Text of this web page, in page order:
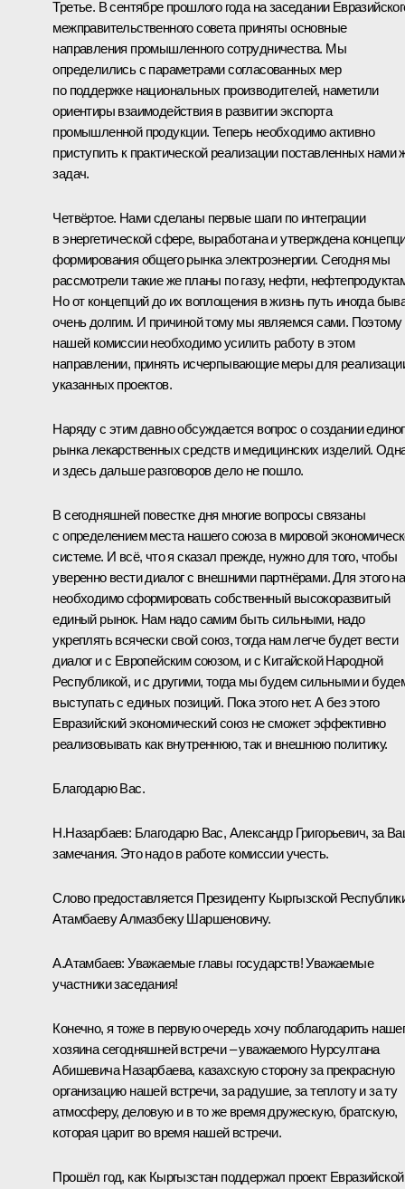
Третье. В сентябре прошлого года на заседании
межправительственного совета приняты основные
направления промышленного сотрудничества. Мы
определились с параметрами согласованных мер
по поддержке национальных производителей, наметили
ориентиры взаимодействия в развитии экспорта
промышленной продукции. Теперь необходимо активно
приступить к практической реализации поставленных нами
задач.
Четвёртое. Нами сделаны первые шаги по интеграции
в энергетической сфере, выработана и утверждена
формирования общего рынка электроэнергии. Сегодня мы
рассмотрели такие же планы по газу, нефти,
Но от концепций до их воплощения в жизнь путь иногда
очень долгим. И причиной тому мы являемся сами. Поэтому
нашей комиссии необходимо усилить работу в этом
направлении, принять исчерпывающие меры для
указанных проектов.
Наряду с этим давно обсуждается вопрос о создании
рынка лекарственных средств и медицинских изделий.
и здесь дальше разговоров дело не пошло.
В сегодняшней повестке дня многие вопросы связаны
с определением места нашего союза в мировой
системе. И всё, что я сказал прежде, нужно для того, чтобы
уверенно вести диалог с внешними партнёрами. Для этого
необходимо сформировать собственный высокоразвитый
единый рынок. Нам надо самим быть сильными, надо
укреплять всячески свой союз, тогда нам легче будет вести
диалог и с Европейским союзом, и с Китайской Народной
Республикой, и с другими, тогда мы будем сильными и
выступать с единых позиций. Пока этого нет. А без этого
Евразийский экономический союз не сможет эффективно
реализовывать как внутреннюю, так и внешнюю политику.
Благодарю Вас.
Н.Назарбаев: Благодарю Вас, Александр Григорьевич, за
замечания. Это надо в работе комиссии учесть.
Слово предоставляется Президенту Кыргызской
Атамбаеву Алмазбеку Шаршеновичу.
А.Атамбаев: Уважаемые главы государств! Уважаемые
участники заседания!
Конечно, я тоже в первую очередь хочу поблагодарить
хозяина сегодняшней встречи – уважаемого Нурсултана
Абишевича Назарбаева, казахскую сторону за прекрасную
организацию нашей встречи, за радушие, за теплоту и за ту
атмосферу, деловую и в то же время дружескую, братскую,
которая царит во время нашей встречи.
Прошёл год, как Кыргызстан поддержал проект Евразийской